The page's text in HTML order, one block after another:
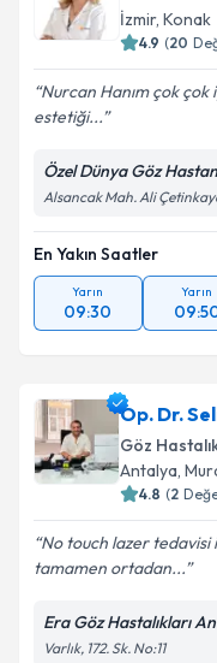
E-posta Adresiniz
kapsamda
İzmir, Konak
4.9 (20
Nurcan Hanım çok çok
estetiği...
Özel Dünya Göz
Alsancak Mah. Ali
En Yakın Saatler
Yarın
09:30
Yarın
Op. Dr.
Göz
Antalya,
4.8 (2
No touch lazer tedavisi
tamamen ortadan...
Era Göz Hastalıkları
Varlık, 172. Sk. No:11